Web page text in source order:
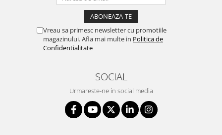
Vreau sa primesc newsletter cu promotiile
magazinului. Afla mai multe in Politica de
Confidentialitate
SOCIAL
Urmareste-ne in social media